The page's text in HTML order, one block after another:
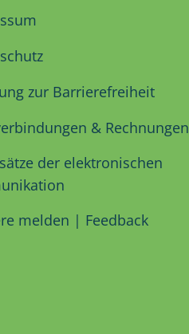
zur Barrierefreiheit
& Rechnungen
der elektronischen
melden | Feedback